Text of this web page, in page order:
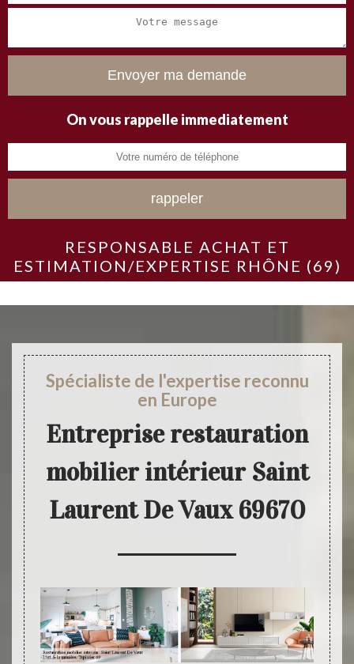
On vous rappelle immediatement
RESPONSABLE ACHAT ET
ESTIMATION/EXPERTISE RHÔNE (69)
Spécialiste de l'expertise reconnu
en Europe
Entreprise restauration
mobilier intérieur Saint
Laurent De Vaux 69670